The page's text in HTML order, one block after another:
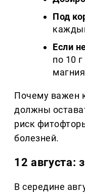
Под
Если
по 10
Почему важен
должны
риск
болезней.
12 августа:
В середине